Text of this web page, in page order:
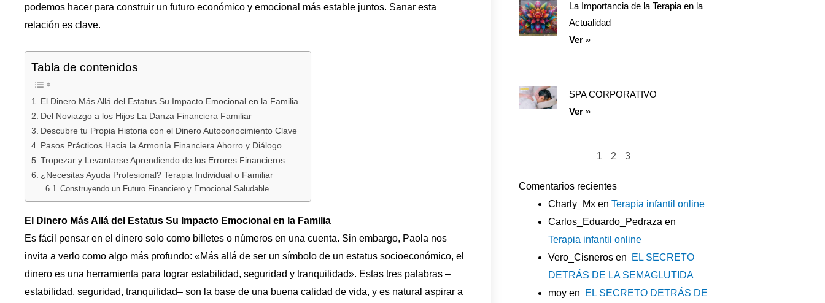
podemos hacer para construir un futuro económico y emocional más estable juntos. Sanar esta
relación es clave.
Tabla de contenidos
El Dinero Más Allá del Estatus Su Impacto Emocional en la Familia
Del Noviazgo a los Hijos La Danza Financiera Familiar
Descubre tu Propia Historia con el Dinero Autoconocimiento Clave
Pasos Prácticos Hacia la Armonía Financiera Ahorro y Diálogo
Tropezar y Levantarse Aprendiendo de los Errores Financieros
¿Necesitas Ayuda Profesional? Terapia Individual o Familiar
Construyendo un Futuro Financiero y Emocional Saludable
El Dinero Más Allá del Estatus Su Impacto Emocional en la Familia
Es fácil pensar en el dinero solo como billetes o números en una cuenta. Sin embargo, Paola nos
invita a verlo como algo más profundo: «Más allá de ser un símbolo de un estatus socioeconómico, el
dinero es una herramienta para lograr estabilidad, seguridad y tranquilidad». Estas tres palabras –
estabilidad, seguridad, tranquilidad– son la base de una buena calidad de vida, y es natural aspirar a
La Importancia de la Terapia en la
Actualidad
Ver »
SPA CORPORATIVO
Ver »
1 2 3
Comentarios recientes
Charly_Mxen Terapia infantil online
Carlos_Eduardo_Pedraza en
Terapia infantil online
Vero_Cisnerosen
EL SECRETO
DETRÁS DE LA SEMAGLUTIDA
moyen
EL SECRETO DETRÁS DE